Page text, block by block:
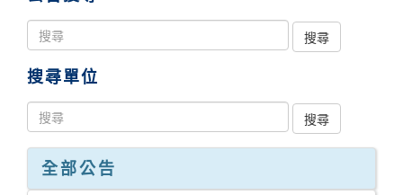
搜尋單位
全部公告